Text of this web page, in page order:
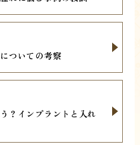
ついての考察
？インプラントと入れ